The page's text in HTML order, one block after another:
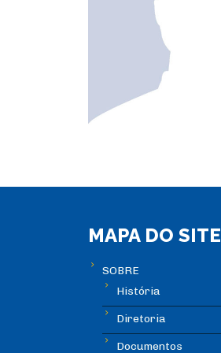
MAPA DO SITE
SOBRE
História
Diretoria
Documentos